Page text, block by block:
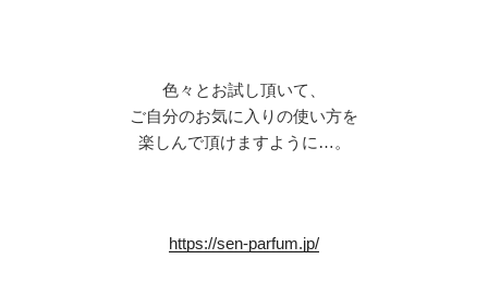
色々とお試し頂いて、
ご自分のお気に入りの使い方を
楽しんで頂けますように…。
https://sen-parfum.jp/